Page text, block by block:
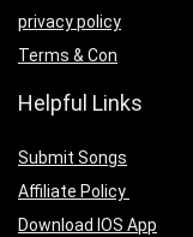
privacy policy
Terms & Con
Helpful Links
Submit Songs
Affiliate Policy
Download IOS App